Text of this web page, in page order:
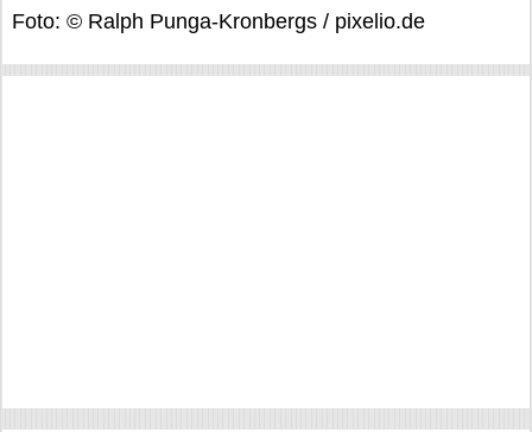
Foto: © Ralph Punga-Kronbergs / pixelio.de